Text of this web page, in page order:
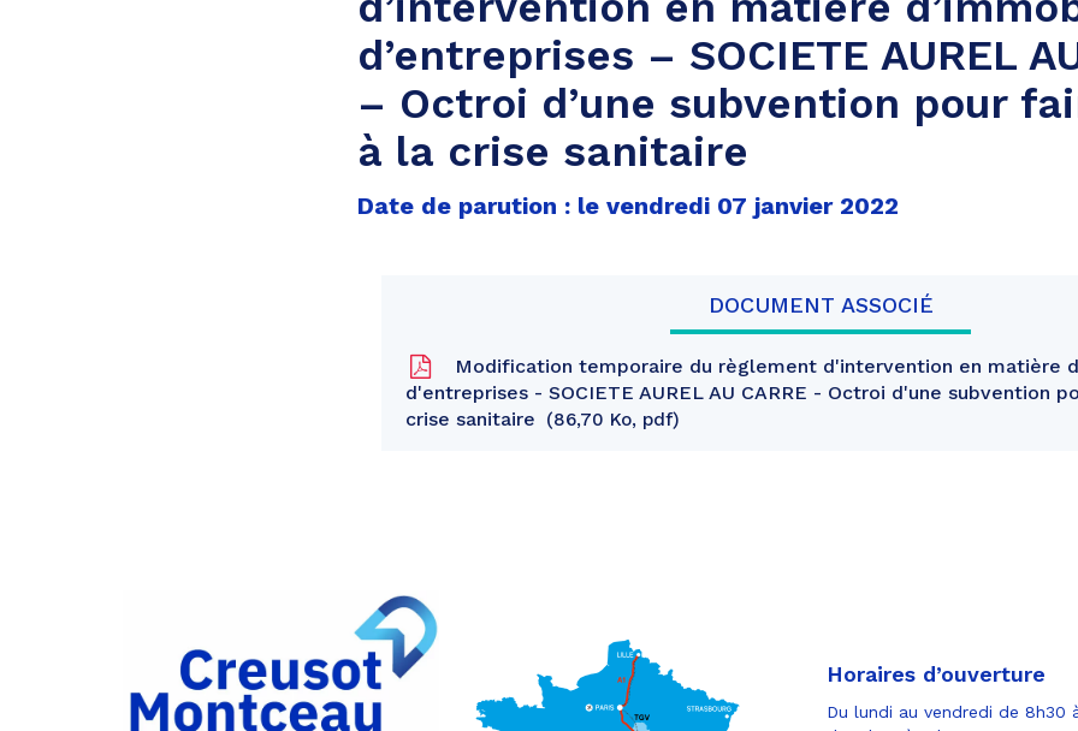
d’entreprises – SOCIETE AUREL
– Octroi d’une subvention pour
à la crise sanitaire
Date de parution : le vendredi 07 janvier 2022
DOCUMENT ASSOCIÉ
Modification temporaire du règlement d'intervention en matière
d'entreprises - SOCIETE AUREL AU CARRE - Octroi d'une subvention
crise sanitaire
86,70 Ko, pdf
Partager
sur
Facebook
Partager
Horaires d’ouverture
Du lundi au vendredi de 8h30